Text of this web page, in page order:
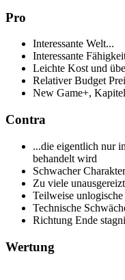
Pro
Interessante Welt...
Interessante
Leichte Kost und
Relativer Budget
New Game+,
Contra
...die eigentlich nur
behandelt wird
Schwacher
Zu viele
Teilweise
Technische
Richtung Ende
Wertung